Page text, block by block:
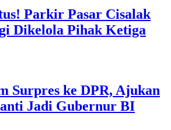
Parkir Pasar Cisalak
Dikelola Pihak Ketiga
Surpres ke DPR, Ajukan
Jadi Gubernur BI